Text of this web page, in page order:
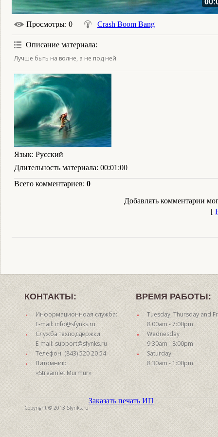
Просмотры: 0 Crash Boom Bang
Описание материала:
Лучше быть на волне, а не под ней.
Язык: Русский
Длительность материала: 00:01:00
Всего комментариев: 0
Добавлять комментарии
[
КОНТАКТЫ:
Информационноая служба:
E-mail: info@sfynks.ru
Служба техподдержки:
E-mail: support@sfynks.ru
Телефон: (843) 520 20 54
Питомник:
«Streamlet Murmur»
ВРЕМЯ РАБОТЫ:
Tuesday, Thursday and
8:00am - 7:00pm
Wednesday
9:30am - 8:00pm
Saturday
8:30am - 1:00pm
Copyright © 2013 Sfynks.ru
Заказать печать ИП